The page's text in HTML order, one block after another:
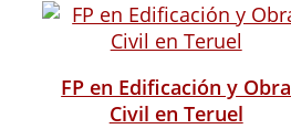
FP en Edificación y Obra
Civil en Teruel